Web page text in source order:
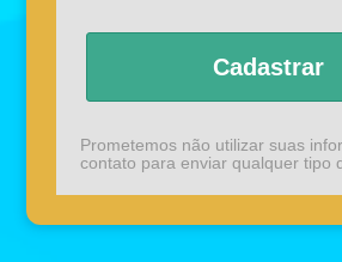
Cadastrar
Prometemos não utilizar suas
contato para enviar qualquer tipo